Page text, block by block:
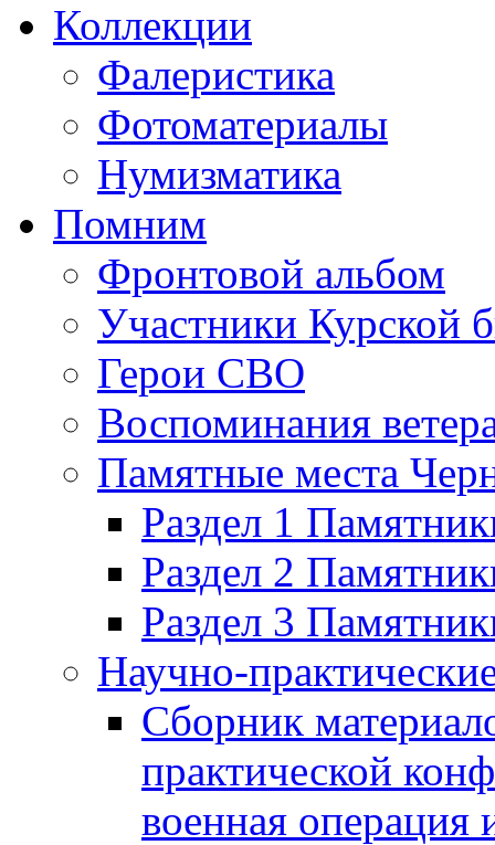
Коллекции
Фалеристика
Фотоматериалы
Нумизматика
Помним
Фронтовой альбом
Участники Курской
Герои СВО
Воспоминания
Памятные места
Раздел 1
Раздел 2
Раздел 3
Научно-
Сборник
практической
военная операция